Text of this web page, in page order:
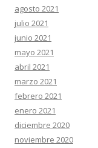
agosto 2021
julio 2021
junio 2021
mayo 2021
abril 2021
marzo 2021
febrero 2021
enero 2021
diciembre 2020
noviembre 2020